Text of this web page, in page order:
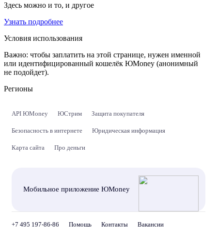
Здесь можно и то, и другое
Узнать подробнее
Условия использования
Важно: чтобы заплатить на этой странице, нужен именной
или идентифицированный кошелёк ЮMoney (анонимный
не подойдет).
Регионы
API ЮMoney ЮСтрим Защита покупателя
Безопасность в интернете Юридическая информация
Карта сайта Про деньги
Мобильное приложение ЮMoney
+7 495 197-86-86 Помощь Контакты Вакансии